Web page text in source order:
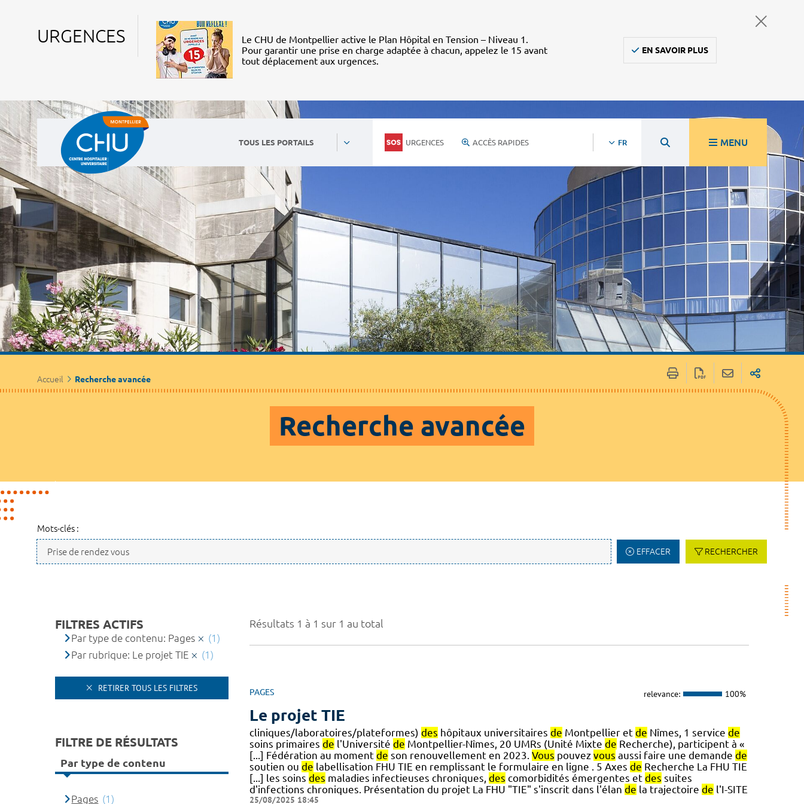
URGENCES
Le CHU de Montpellier active le Plan Hôpital en Tension – Niveau 1.
Pour garantir une prise en charge adaptée à chacun, appelez le 15 avant
tout déplacement aux urgences.
EN SAVOIR PLUS
TOUS LES PORTAILS URGENCES ACCÈS RAPIDES FR MENU
Accueil Recherche avancée
Recherche avancée
Mots-clés :
EFFACER RECHERCHER
Résultats 1 à 1 sur 1 au total
PAGES relevance: 100%
Le projet TIE
cliniques/laboratoires/plateformes) des hôpitaux universitaires de Montpellier et de Nîmes, 1 service de
soins primaires de l'Université de Montpellier-Nîmes, 20 UMRs (Unité Mixte de Recherche), participent à «
[...] Fédération au moment de son renouvellement en 2023. Vous pouvez vous aussi faire une demande de
soutien ou de labellisation FHU TIE en remplissant le formulaire en ligne . 5 Axes de Recherche La FHU TIE
[...] les soins des maladies infectieuses chroniques, des comorbidités émergentes et des suites
d'infections chroniques. Présentation du projet La FHU "TIE" s'inscrit dans l'élan de la trajectoire de l'I-SITE
25/08/2025 18:45
FILTRES ACTIFS
Par type de contenu: Pages
(1)
Par rubrique: Le projet TIE
(1)
RETIRER TOUS LES FILTRES
FILTRE DE RÉSULTATS
Par type de contenu
Pages (1)